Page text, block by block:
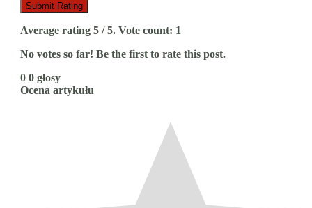
Submit Rating
Average rating 5 / 5. Vote count: 1
No votes so far! Be the first to rate this post.
0 0 głosy
Ocena artykułu